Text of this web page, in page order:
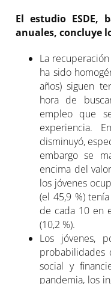
El estudio ESDE,
anuales, concluye
La
ha sido
años) siguen
hora de
empleo que
experiencia.
disminuyó,
embargo se
encima del
los jóvenes
(el 45,9 %)
de cada 10 en
(10,2 %).
Los jóvenes,
probabilidades
social y
pandemia, los